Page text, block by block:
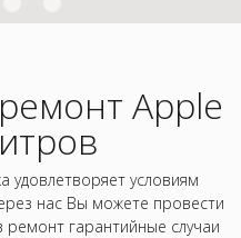
Apple
удовлетворяет условиям
нас Вы можете провести
гарантийные случаи